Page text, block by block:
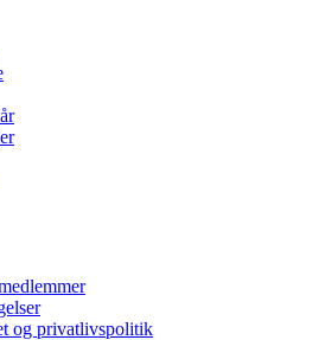
og privatlivspolitik